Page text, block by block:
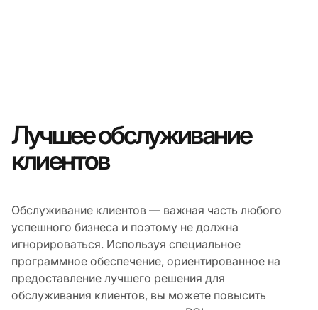
Лучшее обслуживание
клиентов
Обслуживание клиентов — важная часть любого
успешного бизнеса и поэтому не должна
игнорироваться. Используя специальное
программное обеспечение, ориентированное на
предоставление лучшего решения для
обслуживания клиентов, вы можете повысить